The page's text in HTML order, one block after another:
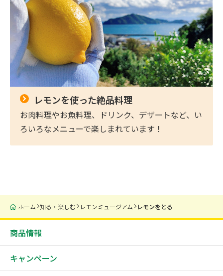
レモンを使った絶品料理
お肉料理やお魚料理、ドリンク、デザートなど、い
ろいろなメニューで楽しまれています！
ホーム 知る・楽しむ レモンミュージアム レモンをとる
商品情報
キャンペーン